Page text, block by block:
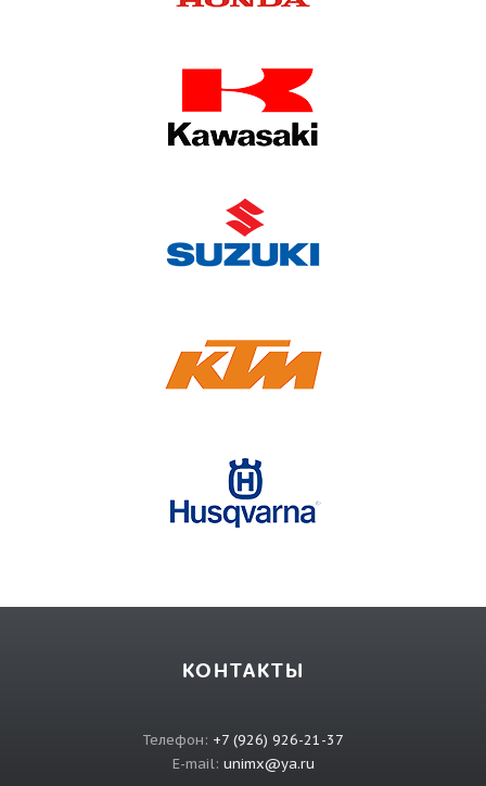
КОНТАКТЫ
Телефон: +7 (926) 926-21-37
E-mail: unimx@ya.ru